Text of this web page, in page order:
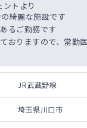
トより
綺麗な施設です
るご勤務です
おりますので、常勤
JR武蔵野線
埼玉県川口市